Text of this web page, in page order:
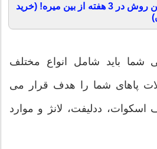
جای هر زخم و بخیه با این روش در 3 هفته از بین میره! (خرید
شما باید شامل انواع مختلف
پاهای شما را هدف قرار می
اسکوات، ددلیفت، لانژ و موارد